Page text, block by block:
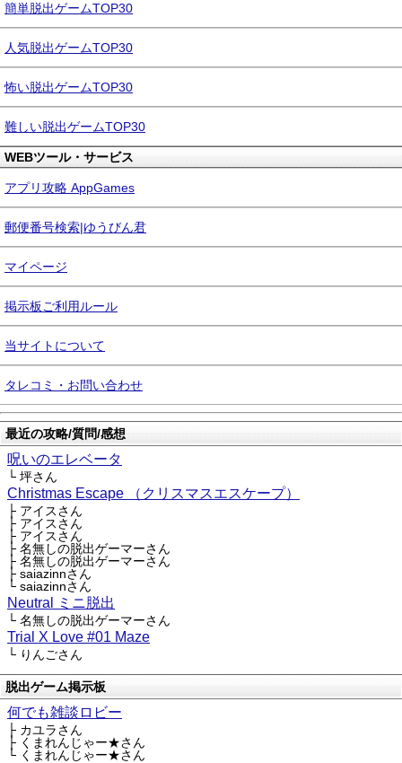
簡単脱出ゲームTOP30
人気脱出ゲームTOP30
怖い脱出ゲームTOP30
難しい脱出ゲームTOP30
WEBツール・サービス
アプリ攻略 AppGames
郵便番号検索|ゆうびん君
マイページ
掲示板ご利用ルール
当サイトについて
タレコミ・お問い合わせ
最近の攻略/質問/感想
呪いのエレベータ
└ 坪さん
Christmas Escape （クリスマスエスケープ）
├ アイスさん
├ アイスさん
├ アイスさん
├ 名無しの脱出ゲーマーさん
├ 名無しの脱出ゲーマーさん
├ saiazinnさん
└ saiazinnさん
Neutral ミニ脱出
└ 名無しの脱出ゲーマーさん
Trial X Love #01 Maze
└ りんごさん
脱出ゲーム掲示板
何でも雑談ロビー
├ カユラさん
├ くまれんじゃー★さん
└ くまれんじゃー★さん